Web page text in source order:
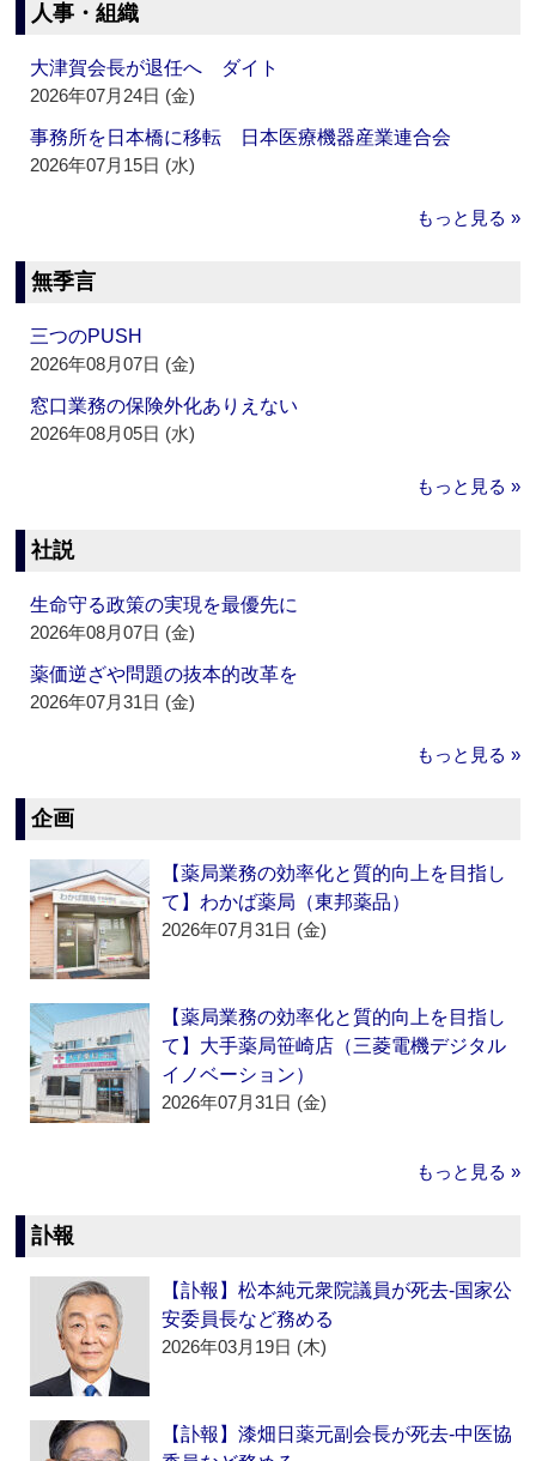
人事・組織
大津賀会長が退任へ ダイト
2026年07月24日 (金)
事務所を日本橋に移転 日本医療機器産業連合会
2026年07月15日 (水)
もっと見る »
無季言
三つのPUSH
2026年08月07日 (金)
窓口業務の保険外化ありえない
2026年08月05日 (水)
もっと見る »
社説
生命守る政策の実現を最優先に
2026年08月07日 (金)
薬価逆ざや問題の抜本的改革を
2026年07月31日 (金)
もっと見る »
企画
【薬局業務の効率化と質的向上を目指し
て】わかば薬局（東邦薬品）
2026年07月31日 (金)
【薬局業務の効率化と質的向上を目指し
て】大手薬局笹崎店（三菱電機デジタル
イノベーション）
2026年07月31日 (金)
もっと見る »
訃報
【訃報】松本純元衆院議員が死去‐国家公
安委員長など務める
2026年03月19日 (木)
【訃報】漆畑日薬元副会長が死去‐中医協